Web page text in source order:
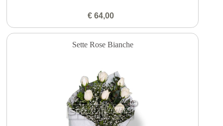
€ 64,00
Sette Rose Bianche